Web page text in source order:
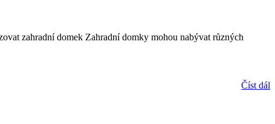
zahradní domek Zahradní domky mohou nabývat různých
Číst dál